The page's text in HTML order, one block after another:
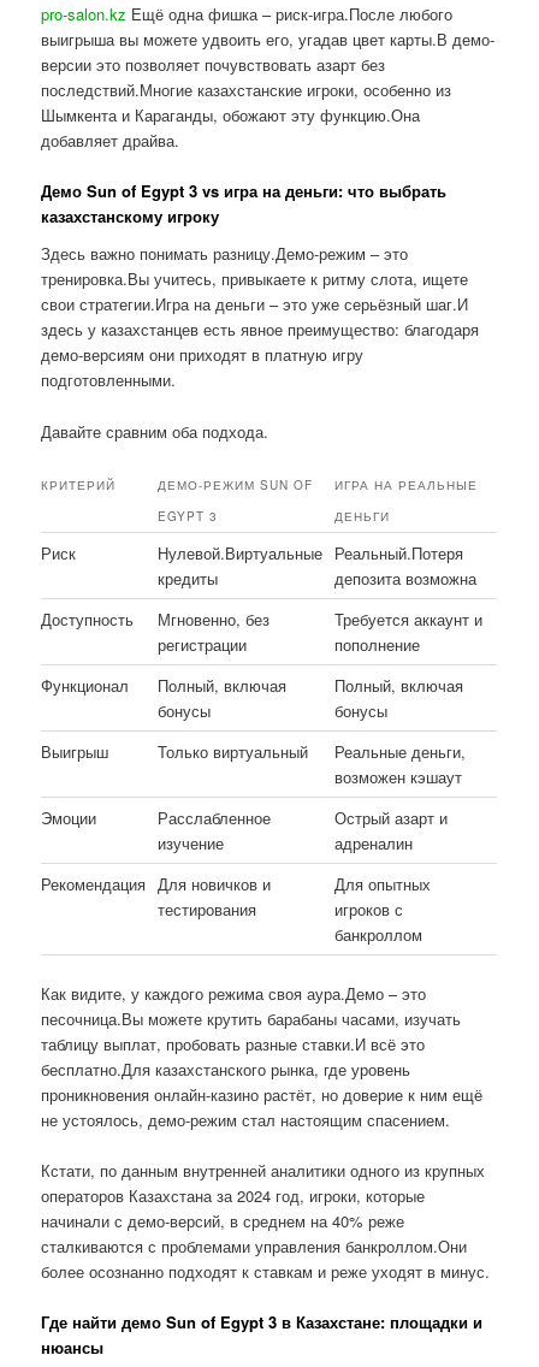
pro-salon.kz Ещё одна фишка – риск-игра.После любого
выигрыша вы можете удвоить его, угадав цвет карты.В демо-
версии это позволяет почувствовать азарт без
последствий.Многие казахстанские игроки, особенно из
Шымкента и Караганды, обожают эту функцию.Она
добавляет драйва.
Демо Sun of Egypt 3 vs игра на деньги: что выбрать
казахстанскому игроку
Здесь важно понимать разницу.Демо-режим – это
тренировка.Вы учитесь, привыкаете к ритму слота, ищете
свои стратегии.Игра на деньги – это уже серьёзный шаг.И
здесь у казахстанцев есть явное преимущество: благодаря
демо-версиям они приходят в платную игру
подготовленными.
Давайте сравним оба подхода.
КРИТЕРИЙ
ДЕМО-РЕЖИМ SUN OF
EGYPT 3
ИГРА НА РЕАЛЬНЫЕ
ДЕНЬГИ
Риск
Нулевой.Виртуальные
кредиты
Реальный.Потеря
депозита возможна
Доступность
Мгновенно, без
регистрации
Требуется аккаунт и
пополнение
Функционал
Полный, включая
бонусы
Полный, включая
бонусы
Выигрыш
Только виртуальный
Реальные деньги,
возможен кэшаут
Эмоции
Расслабленное
изучение
Острый азарт и
адреналин
Рекомендация Для новичков и
тестирования
Для опытных
игроков с
банкроллом
Как видите, у каждого режима своя аура.Демо – это
песочница.Вы можете крутить барабаны часами, изучать
таблицу выплат, пробовать разные ставки.И всё это
бесплатно.Для казахстанского рынка, где уровень
проникновения онлайн-казино растёт, но доверие к ним ещё
не устоялось, демо-режим стал настоящим спасением.
Кстати, по данным внутренней аналитики одного из крупных
операторов Казахстана за 2024 год, игроки, которые
начинали с демо-версий, в среднем на 40% реже
сталкиваются с проблемами управления банкроллом.Они
более осознанно подходят к ставкам и реже уходят в минус.
Где найти демо Sun of Egypt 3 в Казахстане: площадки и
нюансы